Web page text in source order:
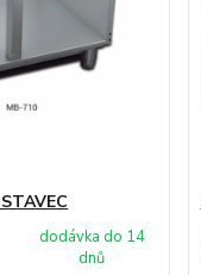
dodávka do 14
dnů